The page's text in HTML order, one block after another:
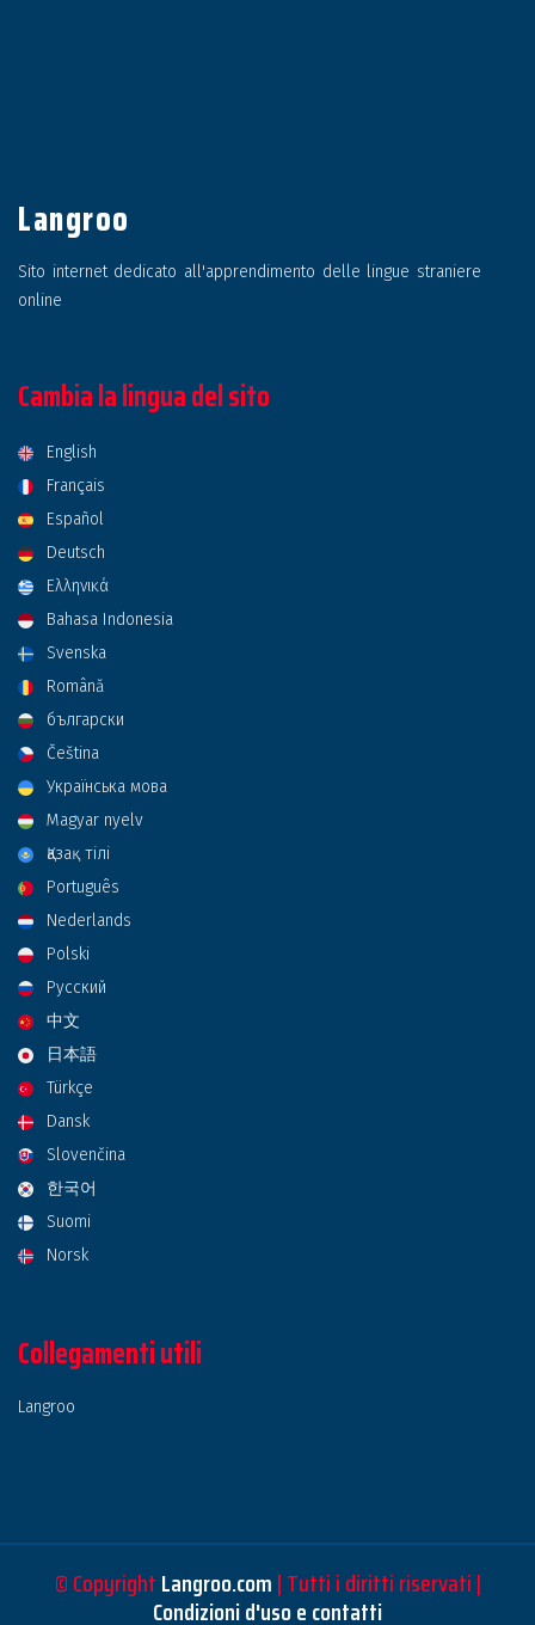
Langroo
Sito internet dedicato all'apprendimento delle lingue straniere
online
Cambia la lingua del sito
English
Français
Español
Deutsch
Ελληνικά
Bahasa Indonesia
Svenska
Română
български
Čeština
Українська мова
Magyar nyelv
Қазақ тілі
Português
Nederlands
Polski
Русский
中文
日本語
Türkçe
Dansk
Slovenčina
한국어
Suomi
Norsk
Collegamenti utili
Langroo
© CopyrightLangroo.com| Tutti i diritti riservati |
Condizioni d'uso e contatti